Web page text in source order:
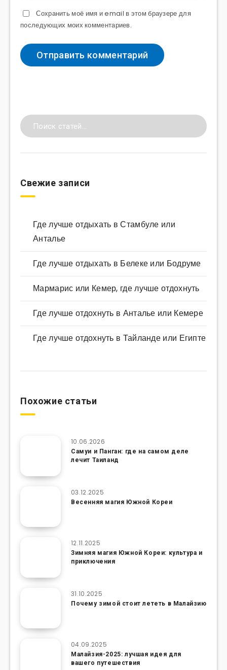
Сохранить моё имя и email в этом браузере для
последующих моих комментариев.
Свежие записи
Где лучше отдыхать в Стамбуле или
Анталье
Где лучше отдыхать в Белеке или Бодруме
Мармарис или Кемер, где лучше отдохнуть
Где лучше отдохнуть в Анталье или Кемере
Где лучше отдохнуть в Тайланде или Египте
Похожие статьи
10.06.2026
Самуи и Панган: где на самом деле
лечит Таиланд
03.12.2025
Весенняя магия Южной Кореи
12.11.2025
Зимняя магия Южной Кореи: культура и
приключения
31.10.2025
Почему зимой стоит лететь в Малайзию
04.09.2025
Малайзия-2025: лучшая идея для
вашего путешествия